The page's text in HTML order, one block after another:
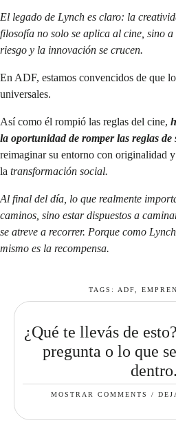
El legado de Lynch es claro: la
filosofía no solo se aplica al cine, sino
riesgo y la innovación se crucen.
En ADF, estamos convencidos de que
universales.
Así como él rompió las reglas del cine,
la oportunidad de romper las reglas
reimaginar su entorno con originalidad
la transformación social.
Al final del día, lo que realmente
caminos, sino estar dispuestos a
se atreve a recorrer. Porque como
mismo es la recompensa.
TAGS: ADF
¿Qué te llevás de
pregunta o lo que
dentro.
MOSTRAR COMMENTS /